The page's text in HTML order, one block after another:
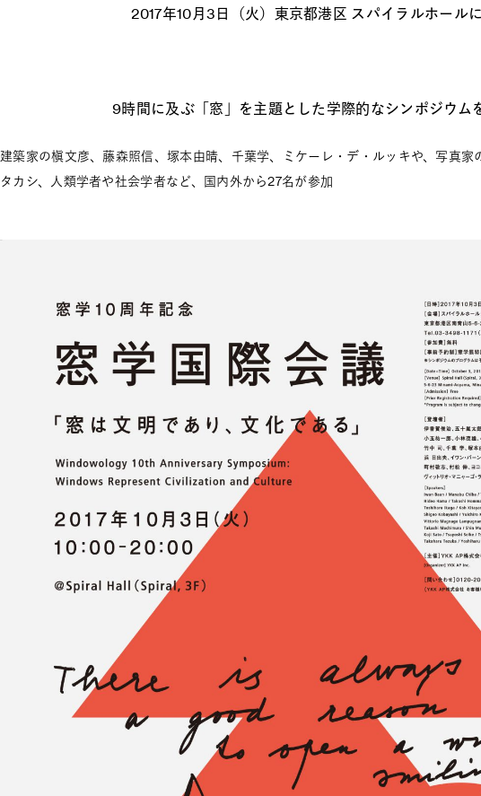
2017年10月3日（火）東京都港区 スパイラルホール
9時間に及ぶ「窓」を主題とした学際的なシンポジウム
建築家の槇文彦、藤森照信、塚本由晴、千葉学、ミケーレ・デ・ルッキや、写真家
タカシ、人類学者や社会学者など、国内外から27名が参加